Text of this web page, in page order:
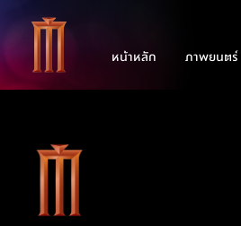
หน้าหลัก ภาพยนตร์